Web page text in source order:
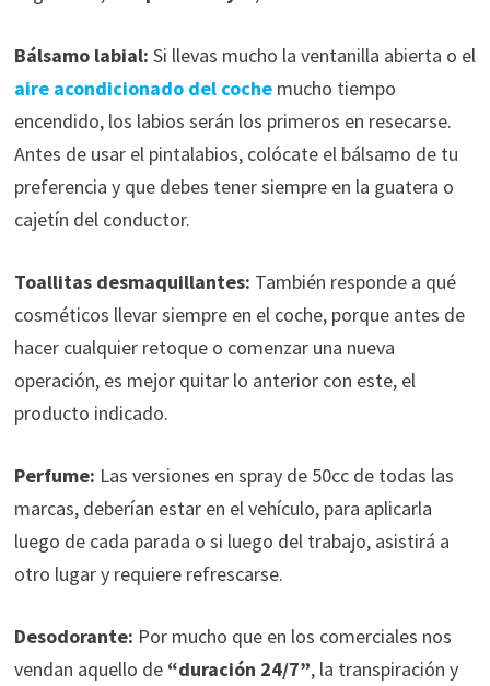
Bálsamo labial: Si llevas mucho la ventanilla abierta o el
aire acondicionado del cochemucho tiempo
encendido, los labios serán los primeros en resecarse.
Antes de usar el pintalabios, colócate el bálsamo de tu
preferencia y que debes tener siempre en la guatera o
cajetín del conductor.
Toallitas desmaquillantes: También responde a qué
cosméticos llevar siempre en el coche, porque antes de
hacer cualquier retoque o comenzar una nueva
operación, es mejor quitar lo anterior con este, el
producto indicado.
Perfume: Las versiones en spray de 50cc de todas las
marcas, deberían estar en el vehículo, para aplicarla
luego de cada parada o si luego del trabajo, asistirá a
otro lugar y requiere refrescarse.
Desodorante: Por mucho que en los comerciales nos
vendan aquello de “duración 24/7”, la transpiración y